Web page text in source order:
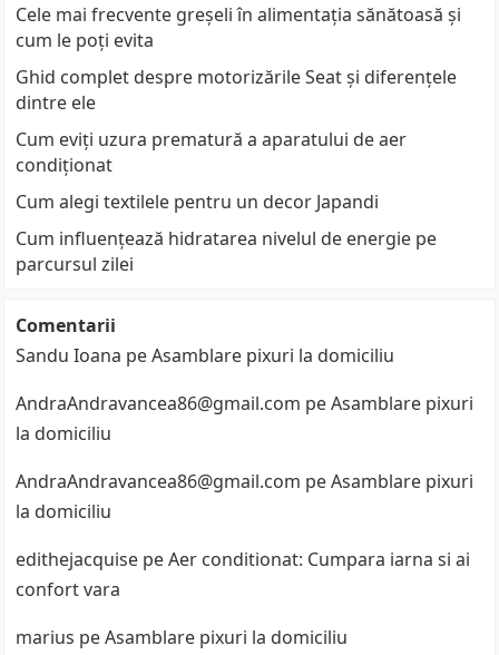
Cele mai frecvente greșeli în alimentația sănătoasă și
cum le poți evita
Ghid complet despre motorizările Seat și diferențele
dintre ele
Cum eviți uzura prematură a aparatului de aer
condiționat
Cum alegi textilele pentru un decor Japandi
Cum influențează hidratarea nivelul de energie pe
parcursul zilei
Comentarii
Sandu Ioana peAsamblare pixuri la domiciliu
AndraAndravancea86@gmail.com peAsamblare pixuri
la domiciliu
AndraAndravancea86@gmail.com peAsamblare pixuri
la domiciliu
edithejacquise peAer conditionat: Cumpara iarna si ai
confort vara
marius peAsamblare pixuri la domiciliu